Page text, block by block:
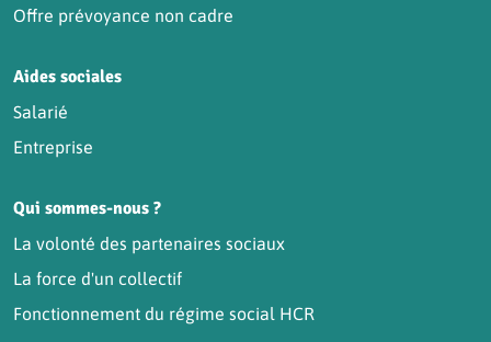
Offre prévoyance non cadre
Aides sociales
Salarié
Entreprise
Qui sommes-nous ?
La volonté des partenaires sociaux
La force d'un collectif
Fonctionnement du régime social HCR